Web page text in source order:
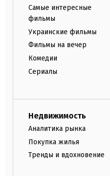
Самые интересные
фильмы
Украинские фильмы
Фильмы на вечер
Комедии
Сериалы
Недвижимость
Аналитика рынка
Покупка жилья
Тренды и вдохновение